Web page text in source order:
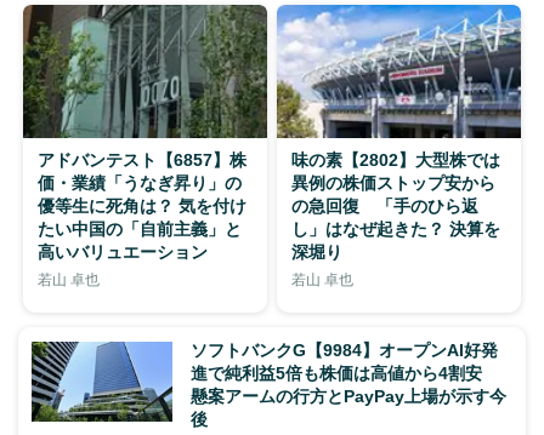
アドバンテスト【6857】株
価・業績「うなぎ昇り」の
優等生に死角は？ 気を付け
たい中国の「自前主義」と
高いバリュエーション
若山 卓也
味の素【2802】大型株では
異例の株価ストップ安から
の急回復 「手のひら返
し」はなぜ起きた？ 決算を
深堀り
若山 卓也
ソフトバンクG【9984】オープンAI好発
進で純利益5倍も株価は高値から4割安
懸案アームの行方とPayPay上場が示す今
後